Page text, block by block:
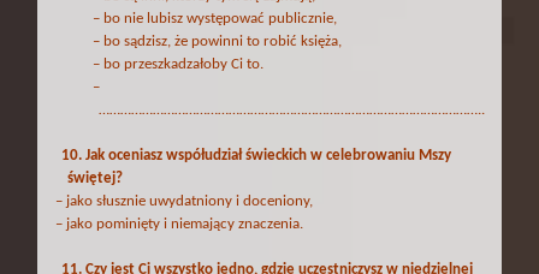
– bo nie lubisz występować publicznie,
– bo sądzisz, że powinni to robić księża,
– bo przeszkadzałoby Ci to.
–
……………………………………………………………………………………………..
10. Jak oceniasz współudział świeckich w celebrowaniu Mszy
świętej?
– jako słusznie uwydatniony i doceniony,
– jako pominięty i niemający znaczenia.
11. Czy jest Ci wszystko jedno, gdzie uczestniczysz w niedzielnej